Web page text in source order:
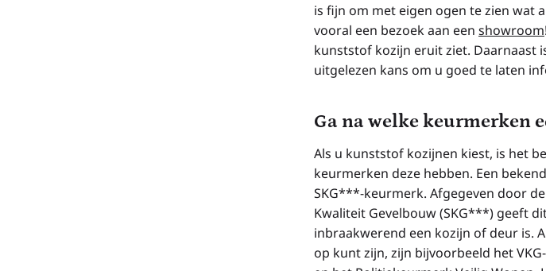
is fijn om met eigen ogen te zien wat
vooral een bezoek aan een showroom
kunststof kozijn eruit ziet. Daarnaast
uitgelezen kans om u goed te laten
Ga na welke keurmerken
Als u kunststof kozijnen kiest, is het
keurmerken deze hebben. Een
SKG***-keurmerk. Afgegeven door
Kwaliteit Gevelbouw (SKG***) geeft
inbraakwerend een kozijn of deur is.
op kunt zijn, zijn bijvoorbeeld het